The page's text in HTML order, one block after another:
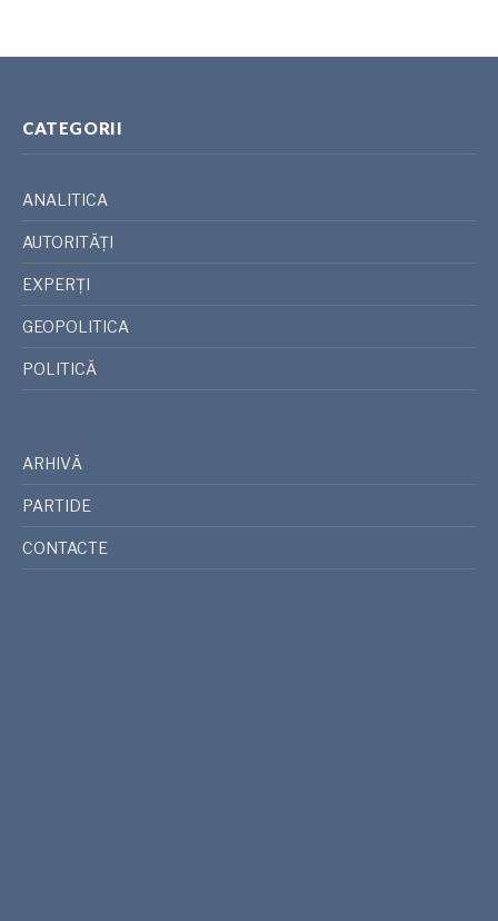
CATEGORII
ANALITICA
AUTORITĂȚI
EXPERȚI
GEOPOLITICA
POLITICĂ
ARHIVĂ
PARTIDE
CONTACTE